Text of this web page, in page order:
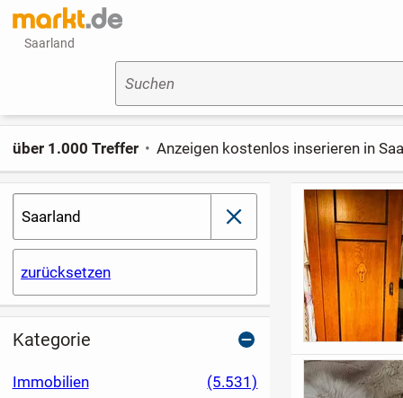
Saarland
Suchen
Saarland schließen
zurücksetzen
über 1.000 Treffer Anzeigen kostenlos inserieren in
Kategorie
Immobilien
(5.531)